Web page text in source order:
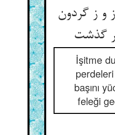
و ز گردون
İşitme
başını
feleği